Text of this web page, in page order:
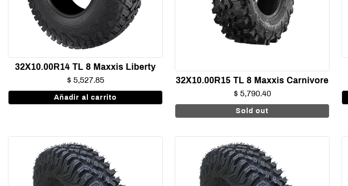
32X10.00R14 TL 8 Maxxis Liberty
$ 5,527.85
Añadir al carrito
32X10.00R15 TL 8 Maxxis Carnivore
$ 5,790.40
Sold out